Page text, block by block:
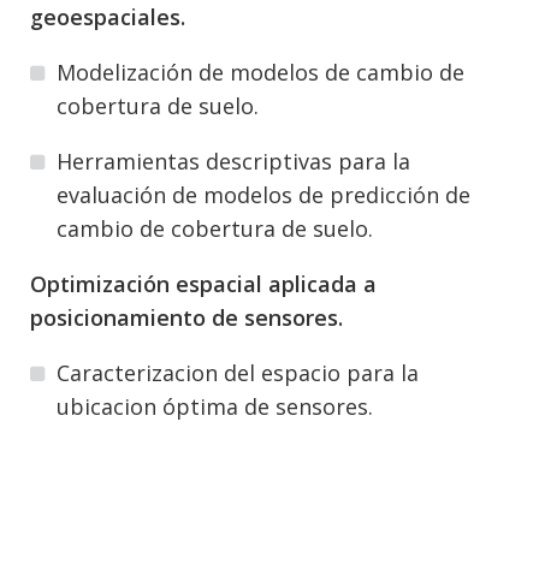
geoespaciales.
Modelización de modelos de cambio de
cobertura de suelo.
Herramientas descriptivas para la
evaluación de modelos de predicción de
cambio de cobertura de suelo.
Optimización espacial aplicada a
posicionamiento de sensores.
Caracterizacion del espacio para la
ubicacion óptima de sensores.